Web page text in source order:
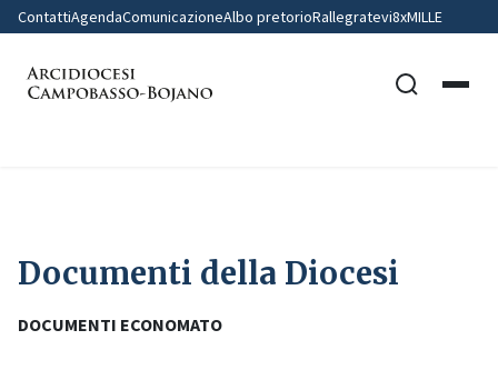
ContattiAgendaComunicazioneAlbo pretorioRallegratevi8xMILLE
Documenti della Diocesi
DOCUMENTI ECONOMATO